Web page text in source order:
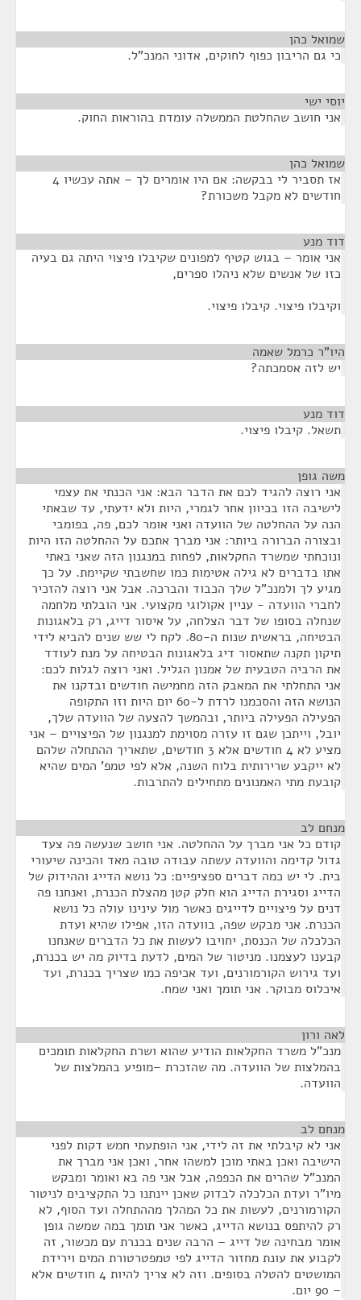
שמואל כהן
כי גם הריבון כפוף לחוקים, אדוני המנכ"ל.
יוסי ישי
אני חושב שהחלטת הממשלה עומדת בהוראות החוק.
שמואל כהן
אז תסביר לי בבקשה: אם היו אומרים לך – אתה עכשיו 4
חודשים לא מקבל משכורת?
דוד מנע
אני אומר – בגוש קטיף למפונים שקיבלו פיצוי היתה גם בעיה
כזו של אנשים שלא ניהלו ספרים,
וקיבלו פיצוי. קיבלו פיצוי.
היו"ר כרמל שאמה
יש לזה אסמכתה?
דוד מנע
תשאל. קיבלו פיצוי.
משה גופן
אני רוצה להגיד לכם את הדבר הבא: אני הכנתי את עצמי
לישיבה הזו בכיוון אחר לגמרי, היות ולא ידעתי, עד שבאתי
הנה על ההחלטה של הוועדה ואני אומר לכם, פה, בפומבי
ובצורה הברורה ביותר: אני מברך אתכם על ההחלטה הזו היות
ונוכחתי שמשרד החקלאות, לפחות במנגנון הזה שאני באתי
אתו בדברים לא גילה אטימות כמו שחשבתי שקיימת. על כך
מגיע לך ולמנכ"ל שלך הכבוד והברכה. אבל אני רוצה להזכיר
לחברי הוועדה - עניין אקולוגי מקצועי. אני הובלתי מלחמה
שנחלה בסופו של דבר הצלחה, על איסור דייג, רק בלאגונות
הבטיחה, בראשית שנות ה-80. לקח לי שש שנים להביא לידי
תיקון תקנה שתאסור דיג בלאגונות הבטיחה על מנת לעודד
את הרביה הטבעית של אמנון הגליל. ואני רוצה לגלות לכם:
אני התחלתי את המאבק הזה מחמישה חודשים ובדקנו את
הנושא הזה והסכמנו לרדת ל-60 יום היות וזו התקופה
הפעילה הפעילה ביותר, ובהמשך להצעה של הוועדה שלך,
יובל, וייתכן שגם זו עזרה מסוימת למנגנון של הפיצויים – אני
מציע לא 4 חודשים אלא 3 חודשים, שתאריך ההתחלה שלהם
לא ייקבע שרירותית בלוח השנה, אלא לפי טמפ' המים שהיא
קובעת מתי האמנונים מתחילים להתרבות.
מנחם לב
קודם כל אני מברך על ההחלטה. אני חושב שנעשה פה צעד
גדול קדימה והוועדה עשתה עבודה טובה מאד והכינה שיעורי
בית. לי יש כמה דברים ספציפיים: כל נושא הדייג וההידוק של
הדייג וסגירת הדייג הוא חלק קטן מהצלת הכנרת, ואנחנו פה
דנים על פיצויים לדייגים כאשר מול עינינו עולה כל נושא
הכנרת. אני מבקש שפה, בוועדה הזו, אפילו שהיא ועדת
הכלכלה של הכנסת, יחויבו לעשות את כל הדברים שאנחנו
קבענו לעצמנו. מניטור של המים, לדעת בדיוק מה יש בכנרת,
ועד גירוש הקורמורנים, ועד אכיפה כמו שצריך בכנרת, ועד
איכלוס מבוקר. אני תומך ואני שמח.
לאה ורון
מנכ"ל משרד החקלאות הודיע שהוא ושרת החקלאות תומכים
בהמלצות של הוועדה. מה שהזכרת –מופיע בהמלצות של
הוועדה.
מנחם לב
אני לא קיבלתי את זה לידי, אני הופתעתי חמש דקות לפני
הישיבה ואכן באתי מוכן למשהו אחר, ואכן אני מברך את
המנכ"ל שהרים את הכפפה, אבל אני פה בא ואומר ומבקש
מיו"ר ועדת הכלכלה לבדוק שאכן יינתנו כל התקציבים לניטור
הקורמורנים, לעשות את כל המהלך מההתחלה ועד הסוף, לא
רק להיתפס בנושא הדייג, כאשר אני תומך במה שמשה גופן
אומר מבחינה של דייג – הרבה שנים בכנרת עם מכשור, זה
לקבוע את עונת מחזור הדייג לפי טמפטרטורת המים וירידת
המושטים להטלה בסופים. וזה לא צריך להיות 4 חודשים אלא
– 90 יום.